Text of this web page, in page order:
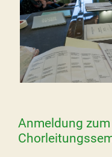
Anmeldung